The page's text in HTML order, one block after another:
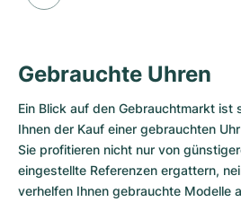
Gebrauchte Uhren
Ein Blick auf den Gebrauchtmarkt ist
Ihnen der Kauf einer gebrauchten
Sie profitieren nicht nur von
eingestellte Referenzen ergattern,
verhelfen Ihnen gebrauchte Modelle